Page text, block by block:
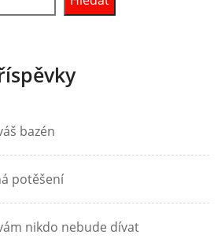
bazén
potěšení
nikdo nebude dívat